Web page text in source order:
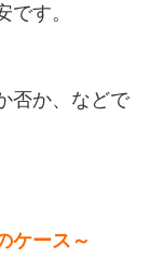
す。
否か、などで
ケース～